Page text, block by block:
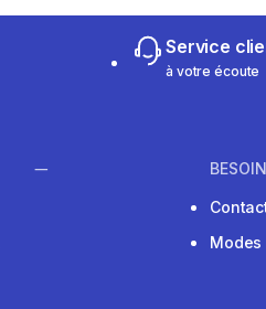
Service
à votre écoute